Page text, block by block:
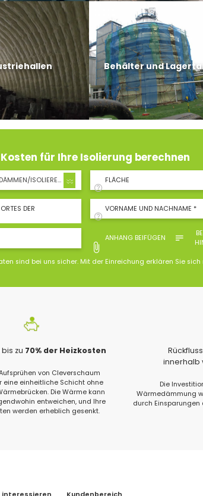
Behälter und
Kosten für Ihre Isolierung berechnen
WAS WOLLEN SIE DÄMMEN/ISOLIEREN? FLÄCHE
DER
VORNAME UND NACHNAME *
ANHANG BEIFÜGEN
sind bei uns sicher. Mit der Einreichung erklären Sie sich
zu 70% der Heizkosten
von Cleverschaum
eine einheitliche Schicht ohne
Die Wärme kann
entweichen, und Ihre
werden erheblich gesenkt.
innerhalb
Die
Wärmedämmung
durch